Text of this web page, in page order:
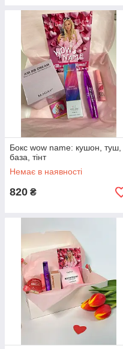
Бокс wow name: кушон, туш,
база, тінт
Немає в наявності
820 ₴